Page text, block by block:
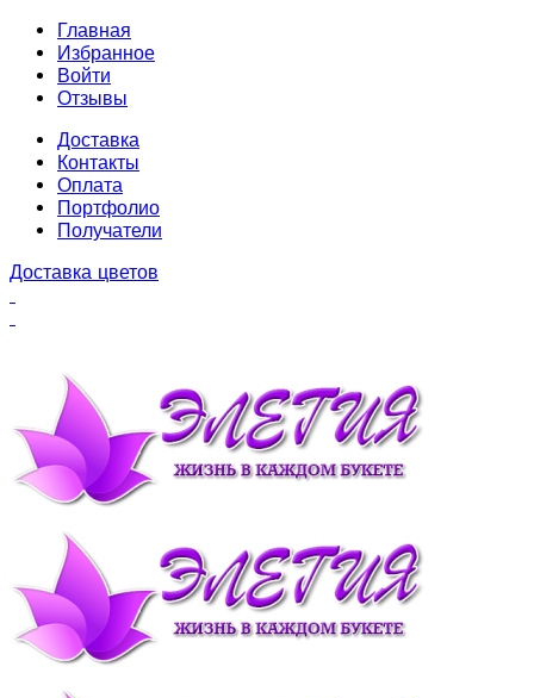
Главная
Избранное
Войти
Отзывы
Доставка
Контакты
Оплата
Портфолио
Получатели
Доставка цветов